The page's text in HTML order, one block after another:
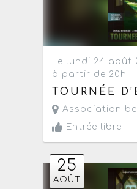
Le lundi 24 août
à partir de 20h
TOURNÉE
Association
Entrée libre
25
AOÛT